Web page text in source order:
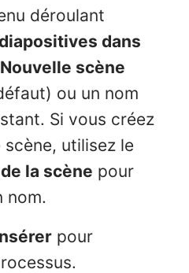
déroulant
dans
Nouvelle scène
ou un nom
Si vous créez
scène, utilisez le
la scène pour
nom.
pour